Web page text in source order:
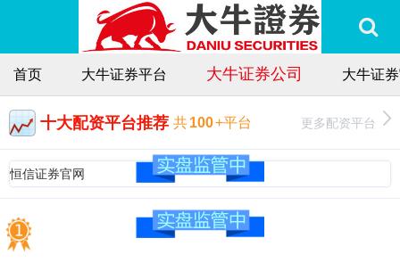
首页 大牛证券平台 大牛证券公司 大牛证
十大配资平台推荐 共100+平台 更多配资平台
恒信证券官网